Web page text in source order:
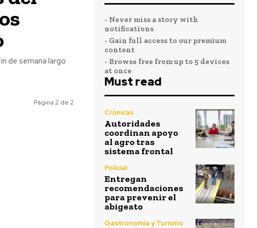
Página 2 de 2
- Never miss a story with
notifications
- Gain full access to our premium
content
- Browse free from up to 5 devices
at once
Must read
Crónicas
Autoridades
coordinan apoyo
al agro tras
sistema frontal
Policial
Entregan
recomendaciones
para prevenir el
abigeato
Gastronomía y Turismo